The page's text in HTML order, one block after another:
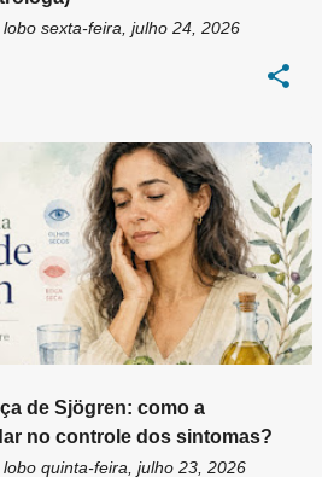
lobo sexta-feira, julho 24, 2026
de Sjögren: como a
no controle dos sintomas?
lobo quinta-feira, julho 23, 2026